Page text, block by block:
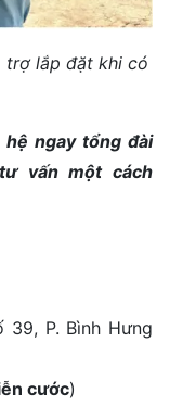
trợ lắp đặt khi có
ngay tổng đài
vấn một cách
P. Bình Hưng
cước)